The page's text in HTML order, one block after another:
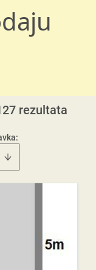
rezultata